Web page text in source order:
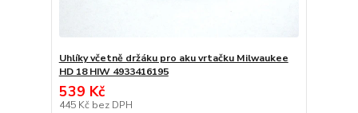
Uhlíky včetně držáku pro aku vrtačku Milwaukee
HD 18 HIW 4933416195
539 Kč
445 Kč bez DPH